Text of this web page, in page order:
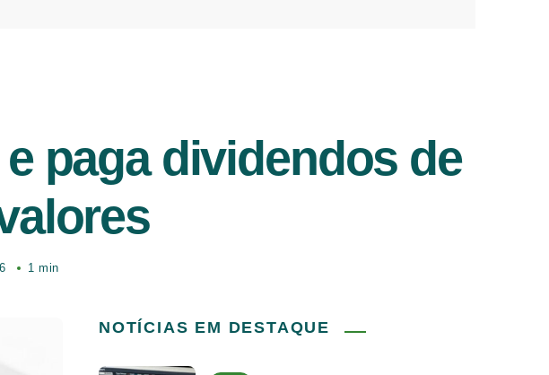
paga dividendos de
1 min
NOTÍCIAS EM DESTAQUE